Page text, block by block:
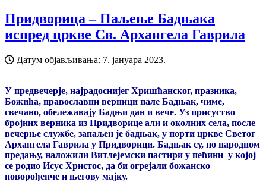
Придворица – Паљење Бадњака
испред цркве Св. Архангела Гаврила
Датум објављивања: 7. јануара 2023.
У предвечерје, најрадоснијег Хришћанског, празника,
Божића, православни верници пале Бадњак, чиме,
свечано, обележавају Бадњи дан и вече. Уз присуство
бројних верника из Придворице али и околних села, после
вечерње службе, запаљен је бадњак, у порти цркве Светог
Архангела Гаврила у Придворици. Бадњак су, по народном
предању, наложили Витлејемски пастири у пећини у којој
се родио Исус Христос, да би огрејали божанско
новорођенче и његову мајку.